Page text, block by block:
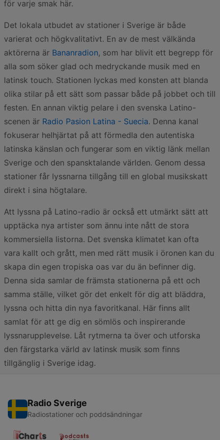
för varje smak här.
Det lokala utbudet av stationer i Sverige är både
varierat och högkvalitativt. En av de mest välkända
aktörerna är Bananradion, som har blivit ett begrepp för
alla som söker glad och medryckande musik med en
latinsk touch. Stationen lyckas med konsten att blanda
olika stilar på ett sätt som passar både på jobbet och till
festen. En annan viktig pelare i den svenska Latino-
scenen är Radio Pasion Latina - Suecia. Denna kanal
fokuserar helhjärtat på att förmedla den autentiska
latinska känslan och fungerar som en viktig länk mellan
Sverige och den spansktalande världen. Genom dessa
stationer får lyssnarna tillgång till en global musikskatt
direkt i sina högtalare.
Att lyssna på Latino-radio är också ett utmärkt sätt att
upptäcka nya artister som ännu inte nått de stora
kommersiella listorna. Det svenska klimatet kan ofta
vara kallt och grått, men med rätt musik i öronen kan du
skapa din egen tropiska oas var du än befinner dig.
Denna sida samlar de främsta stationerna på ett och
samma ställe, vilket gör det enkelt för dig att bläddra,
lyssna och hitta din nya favoritkanal. Här finns allt
samlat för att ge dig en sömlös och inspirerande
lyssnarupplevelse. Låt rytmerna ta över och utforska
den färgstarka värld av latinsk musik som finns
tillgänglig i Sverige idag.
Radio Sverige
Radiostationer och poddsändningar